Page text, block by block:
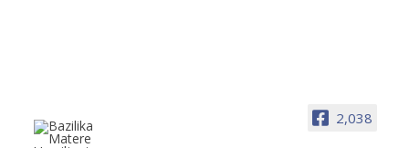
2,038